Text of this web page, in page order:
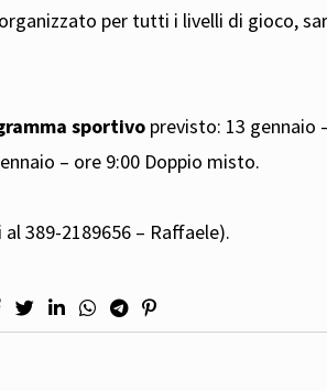
per tutti i livelli di gioco,
sportivoprevisto: 13 gennaio
– ore 9:00 Doppio misto.
389-2189656 – Raffaele).